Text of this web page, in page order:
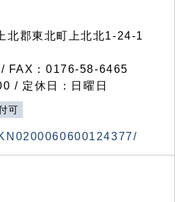
郡東北町上北北1-24-1
FAX：0176-58-6465
/ 定休日：日曜日
可